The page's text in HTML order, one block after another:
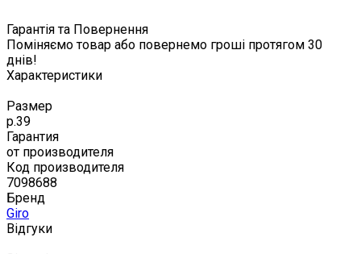
Гарантія та Повернення
Поміняємо товар або повернемо гроші протягом 30
днів!
Характеристики
Размер
р.39
Гарантия
от производителя
Код производителя
7098688
Бренд
Giro
Відгуки